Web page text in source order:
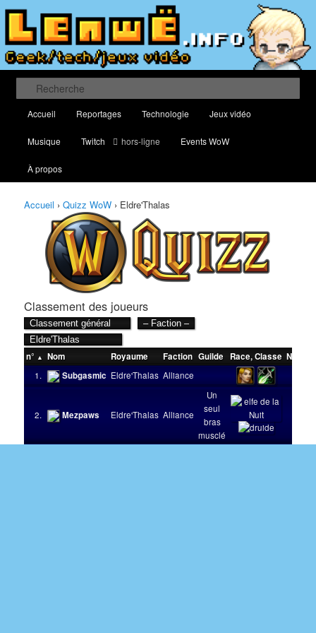
Aller
contenu
principal
Aller
contenu
secondaireLenwë – Culture geek, tech et jeux
vidéo
Classement des meilleurs joueurs au Quizz World of Warcraft
Recherche
principal
Accueil Reportages Technologie Jeux vidéo
Musique Twitch hors-ligne Events WoW
À propos
Accueil › Quizz WoW › Eldre'Thalas
Classement des joueurs
n° Nom Royaume Faction Guilde Race,Classe Niveau
1. Subgasmic Eldre'Thalas Alliance
2. Mezpaws Eldre'Thalas Alliance
Un
seul
bras
musclé